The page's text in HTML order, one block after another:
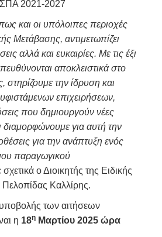
2021-2027
και οι υπόλοιπες περιοχές
Μετάβασης, αντιμετωπίζει
αλλά και ευκαιρίες. Με τις έξι
αποκλειστικά στο
την ίδρυση και
επιχειρήσεων,
που δημιουργούν νέες
διαμορφώνουμε για αυτή την
για την ανάπτυξη ενός
παραγωγικού
ο Διοικητής της Ειδικής
Καλλίρης.
των αιτήσεων
η 18η Μαρτίου 2025 ώρα